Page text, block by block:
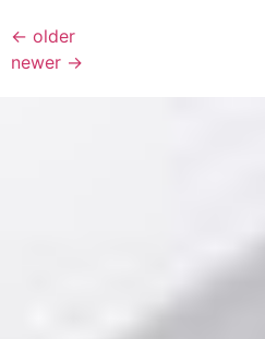
← older
newer →